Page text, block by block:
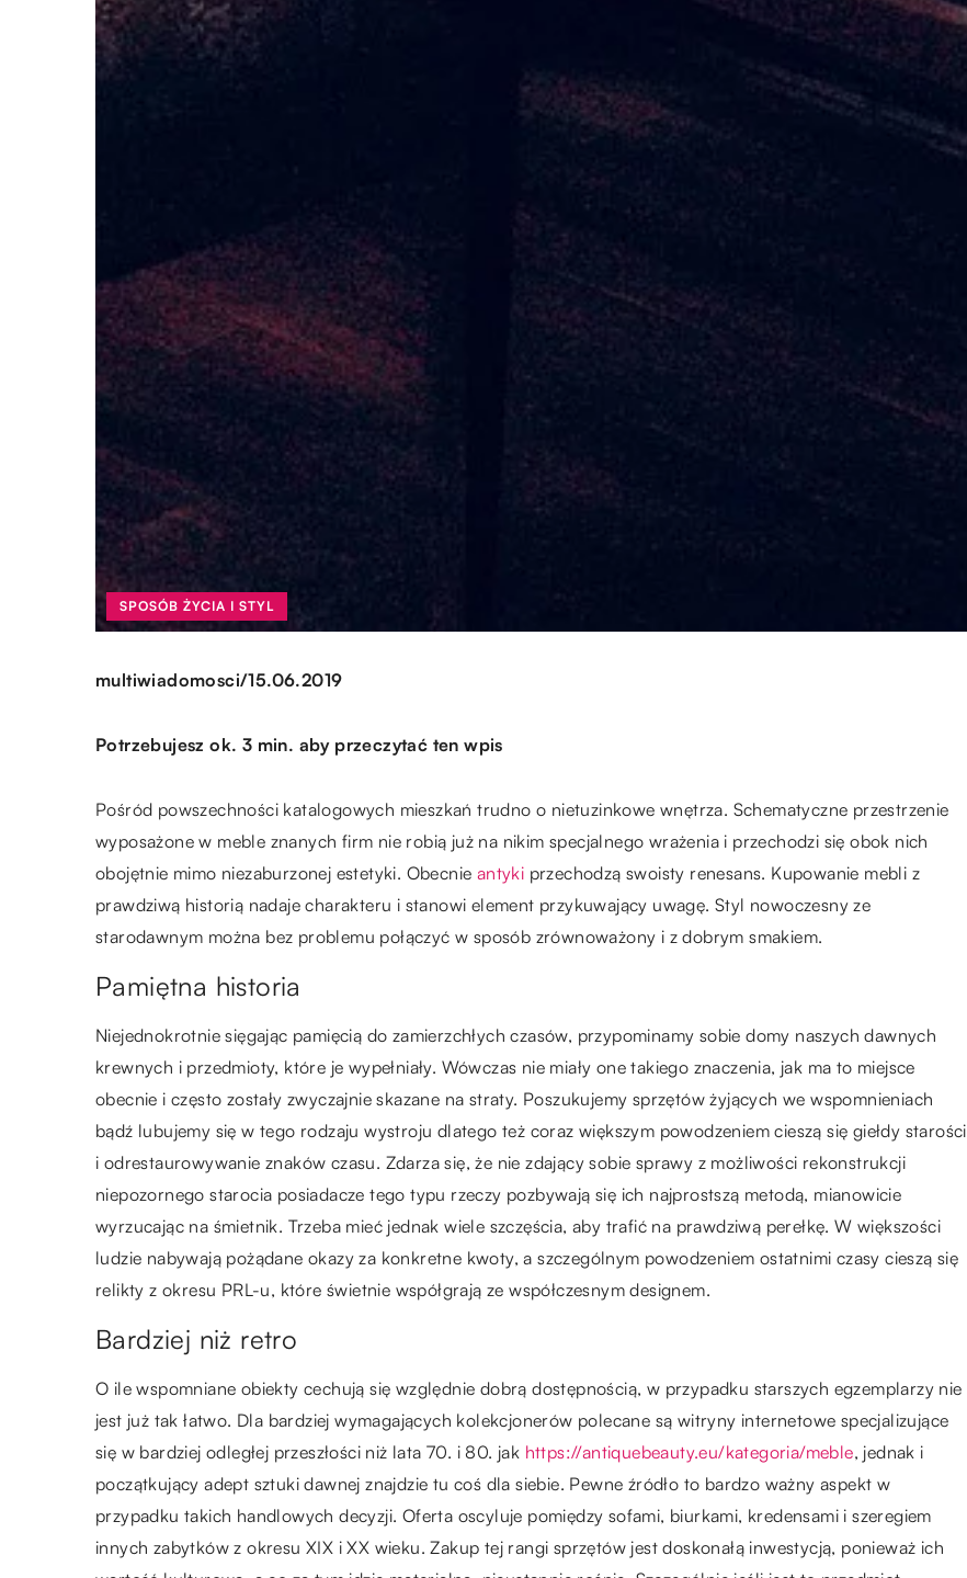
SPOSÓB ŻYCIA I STYL
multiwiadomosci/15.06.2019
Potrzebujesz ok. 3 min. aby przeczytać ten wpis
Pośród powszechności katalogowych mieszkań trudno o nietuzinkowe wnętrza. Schematyczne przestrzenie
wyposażone w meble znanych firm nie robią już na nikim specjalnego wrażenia i przechodzi się obok nich
obojętnie mimo niezaburzonej estetyki. Obecnie antyki przechodzą swoisty renesans. Kupowanie mebli z
prawdziwą historią nadaje charakteru i stanowi element przykuwający uwagę. Styl nowoczesny ze
starodawnym można bez problemu połączyć w sposób zrównoważony i z dobrym smakiem.
Pamiętna historia
Niejednokrotnie sięgając pamięcią do zamierzchłych czasów, przypominamy sobie domy naszych dawnych
krewnych i przedmioty, które je wypełniały. Wówczas nie miały one takiego znaczenia, jak ma to miejsce
obecnie i często zostały zwyczajnie skazane na straty. Poszukujemy sprzętów żyjących we wspomnieniach
bądź lubujemy się w tego rodzaju wystroju dlatego też coraz większym powodzeniem cieszą się giełdy starości
i odrestaurowywanie znaków czasu. Zdarza się, że nie zdający sobie sprawy z możliwości rekonstrukcji
niepozornego starocia posiadacze tego typu rzeczy pozbywają się ich najprostszą metodą, mianowicie
wyrzucając na śmietnik. Trzeba mieć jednak wiele szczęścia, aby trafić na prawdziwą perełkę. W większości
ludzie nabywają pożądane okazy za konkretne kwoty, a szczególnym powodzeniem ostatnimi czasy cieszą się
relikty z okresu PRL-u, które świetnie współgrają ze współczesnym designem.
Bardziej niż retro
O ile wspomniane obiekty cechują się względnie dobrą dostępnością, w przypadku starszych egzemplarzy nie
jest już tak łatwo. Dla bardziej wymagających kolekcjonerów polecane są witryny internetowe specjalizujące
się w bardziej odległej przeszłości niż lata 70. i 80. jak https://antiquebeauty.eu/kategoria/meble, jednak i
początkujący adept sztuki dawnej znajdzie tu coś dla siebie. Pewne źródło to bardzo ważny aspekt w
przypadku takich handlowych decyzji. Oferta oscyluje pomiędzy sofami, biurkami, kredensami i szeregiem
innych zabytków z okresu XIX i XX wieku. Zakup tej rangi sprzętów jest doskonałą inwestycją, ponieważ ich